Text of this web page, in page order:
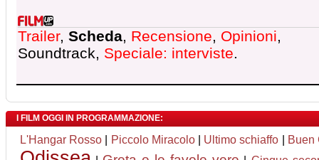
Trailer, Scheda, Recensione, Opinioni,
Soundtrack, Speciale: interviste.
I FILM OGGI IN PROGRAMMAZIONE:
L'Hangar Rosso Piccolo Miracolo| Ultimo schiaffo Buen